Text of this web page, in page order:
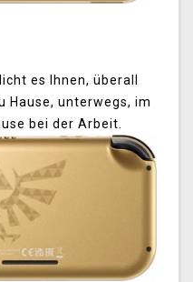
es Ihnen, überall
Hause, unterwegs, im
bei der Arbeit.